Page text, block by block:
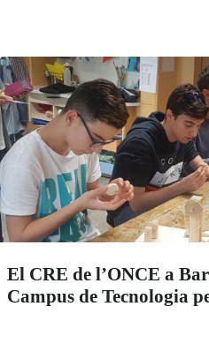
El CRE de l’ONCE a
Campus de Tecnologia